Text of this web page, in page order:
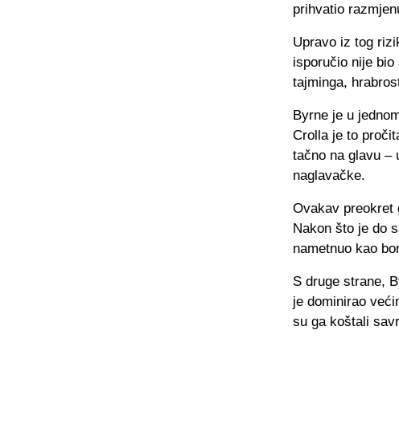
prihvatio
Upravo iz tog
isporučio nije
tajminga,
Byrne je u
Crolla je to
tačno na glavu –
naglavačke.
Ovakav preokret
Nakon što je do
nametnuo kao
S druge strane,
je dominirao
su ga koštali